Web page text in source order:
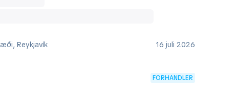
Reykjavík
16 juli 2026
FORHANDLER